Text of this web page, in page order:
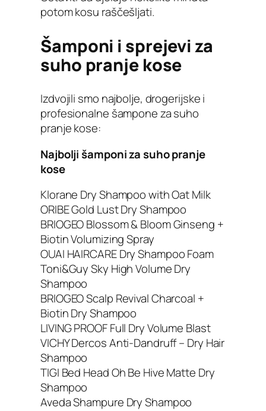
potom kosu raščešljati.
Šamponi i sprejevi za
suho pranje kose
Izdvojili smo najbolje, drogerijske i
profesionalne šampone za suho
pranje kose:
Najbolji šamponi za suho pranje
kose
Klorane Dry Shampoo with Oat Milk
ORIBE Gold Lust Dry Shampoo
BRIOGEO Blossom & Bloom Ginseng +
Biotin Volumizing Spray
OUAI HAIRCARE Dry Shampoo Foam
Toni&Guy Sky High Volume Dry
Shampoo
BRIOGEO Scalp Revival Charcoal +
Biotin Dry Shampoo
LIVING PROOF Full Dry Volume Blast
VICHY Dercos Anti-Dandruff – Dry Hair
Shampoo
TIGI Bed Head Oh Be Hive Matte Dry
Shampoo
Aveda Shampure Dry Shampoo